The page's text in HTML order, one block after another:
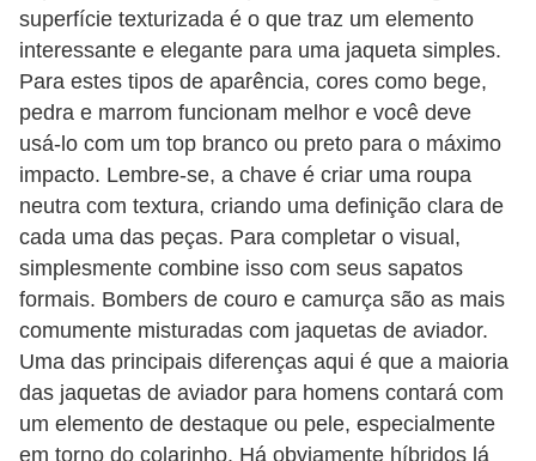
superfície texturizada é o que traz um elemento
interessante e elegante para uma jaqueta simples.
Para estes tipos de aparência, cores como bege,
pedra e marrom funcionam melhor e você deve
usá-lo com um top branco ou preto para o máximo
impacto. Lembre-se, a chave é criar uma roupa
neutra com textura, criando uma definição clara de
cada uma das peças. Para completar o visual,
simplesmente combine isso com seus sapatos
formais. Bombers de couro e camurça são as mais
comumente misturadas com jaquetas de aviador.
Uma das principais diferenças aqui é que a maioria
das jaquetas de aviador para homens contará com
um elemento de destaque ou pele, especialmente
em torno do colarinho. Há obviamente híbridos lá